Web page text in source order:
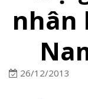
nhân
26/12/2013